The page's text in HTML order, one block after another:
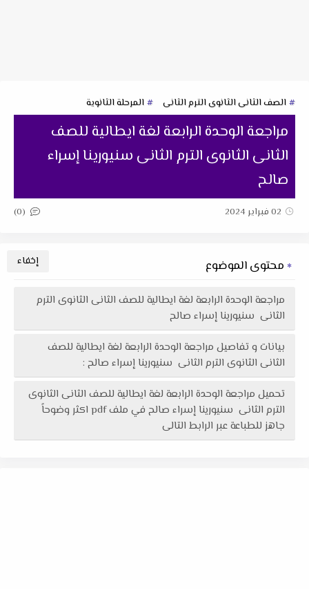
الصف الثانى الثانوى الترم الثانى المرحلة الثانوية
مراجعة الوحدة الرابعة لغة ايطالية للصف
الثانى الثانوى الترم الثانى سنيورينا إسراء
صالح
02 فبراير 2024 (0)
محتوى الموضوع
مراجعة الوحدة الرابعة لغة ايطالية للصف الثانى الثانوى الترم
الثانى سنيورينا إسراء صالح
بيانات و تفاصيل مراجعة الوحدة الرابعة لغة ايطالية للصف
الثانى الثانوى الترم الثانى سنيورينا إسراء صالح :
تحميل مراجعة الوحدة الرابعة لغة ايطالية للصف الثانى الثانوى
الترم الثانى سنيورينا إسراء صالح في ملف pdf اكثر وضوحاً
جاهز للطباعة عبر الرابط التالى